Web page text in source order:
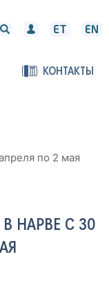
КОНТАКТЫ
по 2 мая
НАРВЕ С 30